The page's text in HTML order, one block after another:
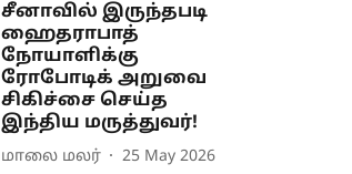
சீனாவில் இருந்தபடி
ஹைதராபாத்
நோயாளிக்கு
ரோபோடிக் அறுவை
சிகிச்சை செய்த
இந்திய மருத்துவர்!
மாலை மலர் 25 May 2026